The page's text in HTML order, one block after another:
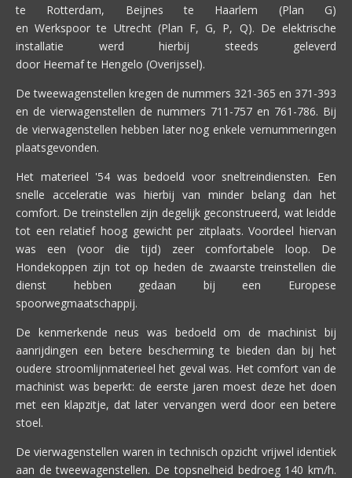
te Rotterdam, Beijnes te Haarlem (Plan G)
en Werkspoor te Utrecht (Plan F, G, P, Q). De elektrische
installatie werd hierbij steeds geleverd
door Heemaf te Hengelo (Overijssel).
De tweewagenstellen kregen de nummers 321-365 en 371-393
en de vierwagenstellen de nummers 711-757 en 761-786. Bij
de vierwagenstellen hebben later nog enkele vernummeringen
plaatsgevonden.
Het materieel '54 was bedoeld voor sneltreindiensten. Een
snelle acceleratie was hierbij van minder belang dan het
comfort. De treinstellen zijn degelijk geconstrueerd, wat leidde
tot een relatief hoog gewicht per zitplaats. Voordeel hiervan
was een (voor die tijd) zeer comfortabele loop. De
Hondekoppen zijn tot op heden de zwaarste treinstellen die
dienst hebben gedaan bij een Europese
spoorwegmaatschappij.
De kenmerkende neus was bedoeld om de machinist bij
aanrijdingen een betere bescherming te bieden dan bij het
oudere stroomlijnmaterieel het geval was. Het comfort van de
machinist was beperkt: de eerste jaren moest deze het doen
met een klapzitje, dat later vervangen werd door een betere
stoel.
De vierwagenstellen waren in technisch opzicht vrijwel identiek
aan de tweewagenstellen. De topsnelheid bedroeg 140 km/h.